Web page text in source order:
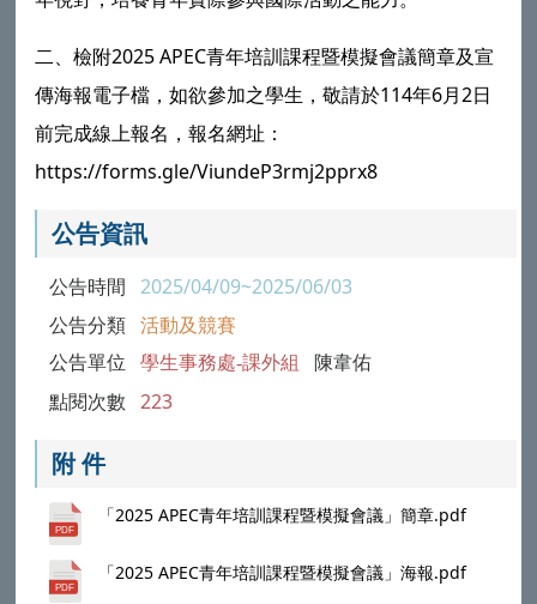
二、檢附2025 APEC青年培訓課程暨模擬會議簡章及宣
傳海報電子檔，如欲參加之學生，敬請於114年6月2日
前完成線上報名，報名網址：
https://forms.gle/ViundeP3rmj2pprx8
公告資訊
公告時間 2025/04/09~2025/06/03
公告分類 活動及競賽
公告單位 學生事務處-課外組 陳韋佑
點閱次數 223
附 件
「2025 APEC青年培訓課程暨模擬會議」簡章.pdf
「2025 APEC青年培訓課程暨模擬會議」海報.pdf